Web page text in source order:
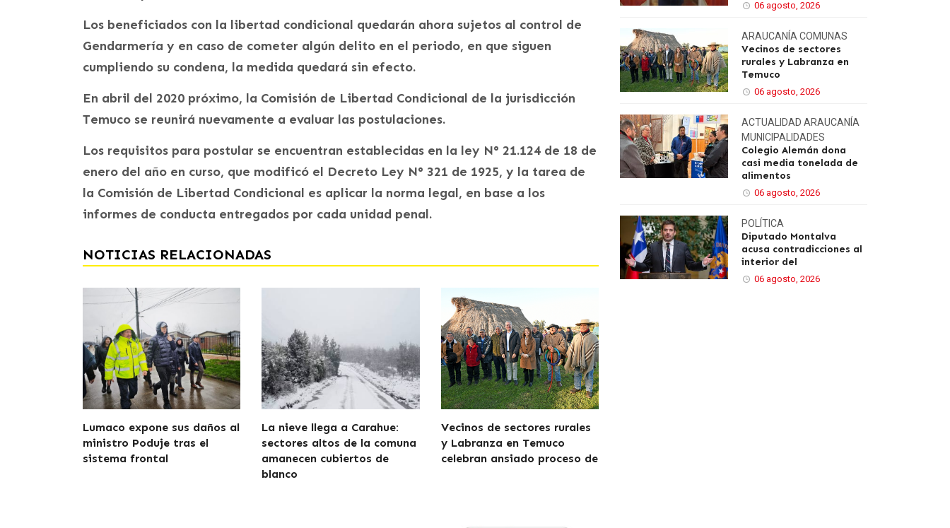
Los beneficiados con la libertad condicional quedarán ahora sujetos al control de
Gendarmería y en caso de cometer algún delito en el periodo, en que siguen
cumpliendo su condena, la medida quedará sin efecto.
En abril del 2020 próximo, la Comisión de Libertad Condicional de la jurisdicción
Temuco se reunirá nuevamente a evaluar las postulaciones.
Los requisitos para postular se encuentran establecidas en la ley N° 21.124 de 18 de
enero del año en curso, que modificó el Decreto Ley N° 321 de 1925, y la tarea de
la Comisión de Libertad Condicional es aplicar la norma legal, en base a los
informes de conducta entregados por cada unidad penal.
NOTICIAS RELACIONADAS
Lumaco expone sus daños al
ministro Poduje tras el
sistema frontal
La nieve llega a Carahue:
sectores altos de la comuna
amanecen cubiertos de
blanco
Vecinos de sectores rurales
y Labranza en Temuco
celebran ansiado proceso de
06 agosto, 2026
ARAUCANÍA COMUNAS
Vecinos de sectores
rurales y Labranza en
Temuco
06 agosto, 2026
ACTUALIDAD ARAUCANÍA
MUNICIPALIDADES
Colegio Alemán dona
casi media tonelada de
alimentos
06 agosto, 2026
POLÍTICA
Diputado Montalva
acusa contradicciones al
interior del
06 agosto, 2026